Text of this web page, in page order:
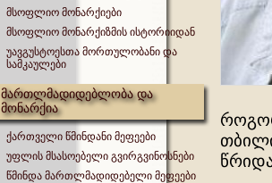
მსოფლიო მონარქიები
მსოფლიო მონარქიზმის ისტორიიდან
უავგუსტოესთა მორთულობანი და
სამკაულები
მართლმადიდებლობა და
მონარქია
ქართველი წმინდანი მეფეები
უფლის მსასოებელი გვირგვინოსნები
წმინდა მართლმადიდებელი მეფეები